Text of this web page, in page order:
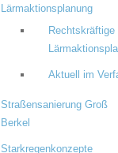
Lärmaktionsplanung
Rechtskräftige
Aktuell im
Straßensanierung Groß
Berkel
Starkregenkonzepte